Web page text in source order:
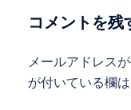
ンコメントを残
メールアドレス
が付いている欄